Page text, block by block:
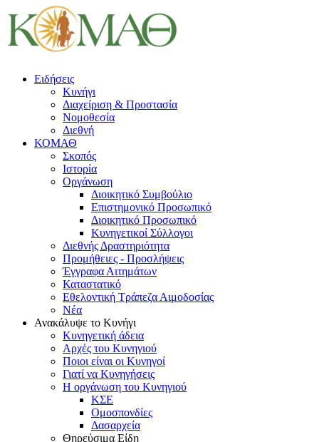
Ειδήσεις
Κυνήγι
Διαχείριση & Προστασία
Νομοθεσία
Διεθνή
ΚΟΜΑΘ
Σκοπός
Ιστορία
Οργάνωση
Διοικητικό Συμβούλιο
Επιστημονικό Προσωπικό
Διοικητικό Προσωπικό
Κυνηγετικοί Σύλλογοι
Διεθνής Δραστηριότητα
Προμήθειες - Προσλήψεις
Έγγραφα Αιτημάτων
Καταστατικό
Εθελοντική Τράπεζα Αιμοδοσίας
Νέα
Ανακάλυψε το Κυνήγι
Κυνηγετική άδεια
Αρχές του Κυνηγιού
Ποιοι είναι οι Κυνηγοί
Γιατί να Κυνηγήσεις
Η οργάνωση του Κυνηγιού
ΚΣΕ
Ομοσπονδίες
Δασαρχεία
Θηρεύσιμα Είδη